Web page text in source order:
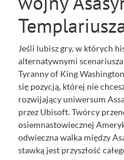
Jeśli lubisz gry, w których
alternatywnymi
Tyranny of King
się pozycją, której nie
rozwijający uniwersum
przez Ubisoft. Twórcy
osiemnastowiecznej
odwieczna walka między
stawką jest przyszłość